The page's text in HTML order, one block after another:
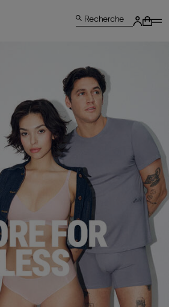
Recherche